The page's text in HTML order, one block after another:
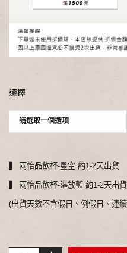
選擇
▍ 兩怡品飲杯-星空 約1-2天出貨
▍ 兩怡品飲杯-湛放藍 約1-2天出貨
(出貨天數不含假日、例假日、連